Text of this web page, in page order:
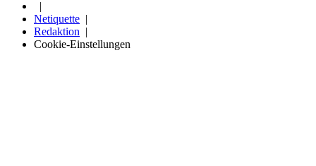
Netiquette
Redaktion
Cookie-Einstellungen